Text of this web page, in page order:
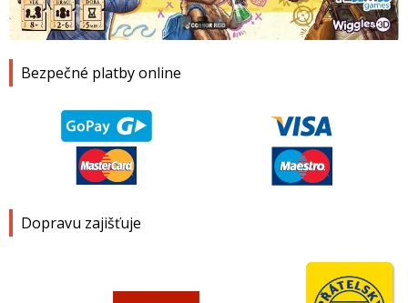
Bezpečné platby online
Dopravu zajišťuje